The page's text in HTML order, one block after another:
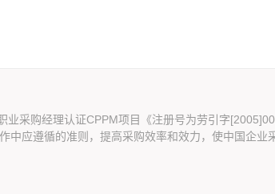
采购经理认证CPPM项目《注册号为劳引字
中应遵循的准则，提高采购效率和效力，使中国企业